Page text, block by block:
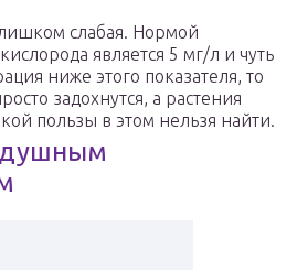
слабая. Нормой
является 5 мг/л и чуть
ниже этого показателя, то
задохнутся, а растения
пользы в этом нельзя найти.